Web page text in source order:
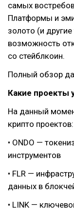
самых
Платформы и
золото (и
возможность
со стейблкоин.
Полный обзор
Какие проекты
На данный
крипто проектов:
• ONDO —
инструментов
• FLR —
данных в
• LINK —